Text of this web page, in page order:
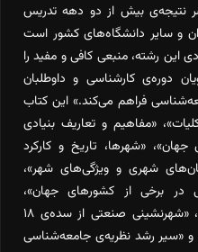
نتیجه‌ی بیش از دو دهه تدریس
و سایر دانشگاه‌های کشور است
این رشته، منبعی کافی و مفید را
دوره‌ی کارشناسی و داوطلبان
فراهم می‌کند.» این کتاب
«مفاهیم و تعاریف بنیادی
«شهرها، تاریخ و کارکرد
شهری و ویژگی‌های شهر»،
در برخی از کشورهای جهان»،
«شهرنشینی جهانی و تاریخچه‌ی آن»، «شهرنشینی صنعتی از سده‌ی ۱۸
و «سیر رشد نظریه‌ی جامعه‌شناسی